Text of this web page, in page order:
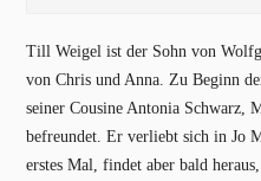
Till Weigel ist der Sohn von
von Chris und Anna. Zu Beginn
seiner Cousine Antonia Schwarz,
befreundet. Er verliebt sich in Jo
erstes Mal, findet aber bald